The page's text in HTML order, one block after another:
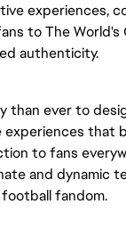
experiences,
to The World's
authenticity.
than ever to
experiences that
to fans
and dynamic
fandom.